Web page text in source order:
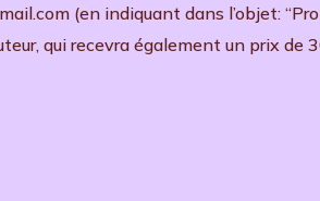
(en indiquant dans l’objet:
qui recevra également un prix de